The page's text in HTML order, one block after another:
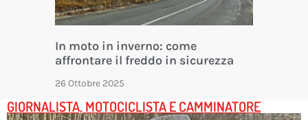
In moto in inverno: come
affrontare il freddo in sicurezza
26 Ottobre 2025
GIORNALISTA, MOTOCICLISTA E CAMMINATORE